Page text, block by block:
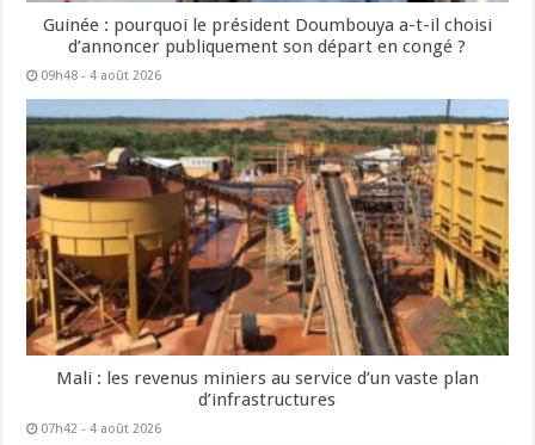
Guinée : pourquoi le président Doumbouya a-t-il choisi
d’annoncer publiquement son départ en congé ?
09h48 - 4 août 2026
Mali : les revenus miniers au service d’un vaste plan
d’infrastructures
07h42 - 4 août 2026